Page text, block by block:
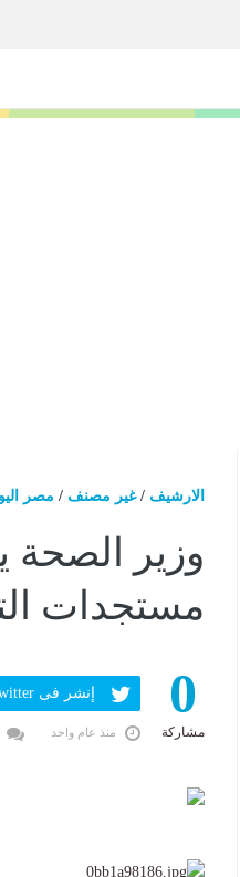
المحتوى
الارشيف /غير مصنف / مصر
وزير
مستجدات
0
مشاركة
إنشر فى Twitter
منذ عام واحد